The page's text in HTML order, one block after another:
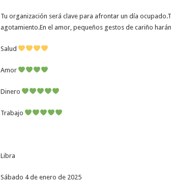
Tu organización será clave para afrontar un día
agotamiento.En el amor, pequeños gestos de cariño
Salud
Amor
Dinero
Trabajo
Libra
Sábado 4 de enero de 2025